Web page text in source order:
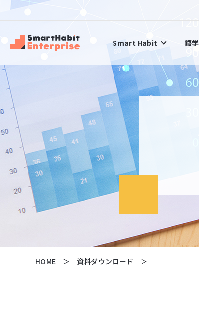
Smart Habit 語
HOME 資料ダウンロード